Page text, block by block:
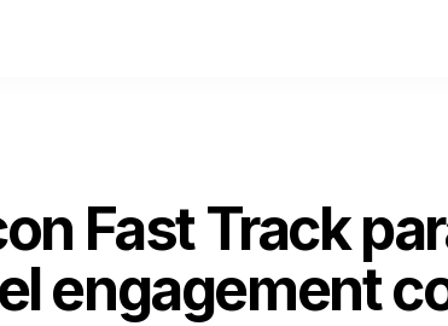
Fast Track
engagement